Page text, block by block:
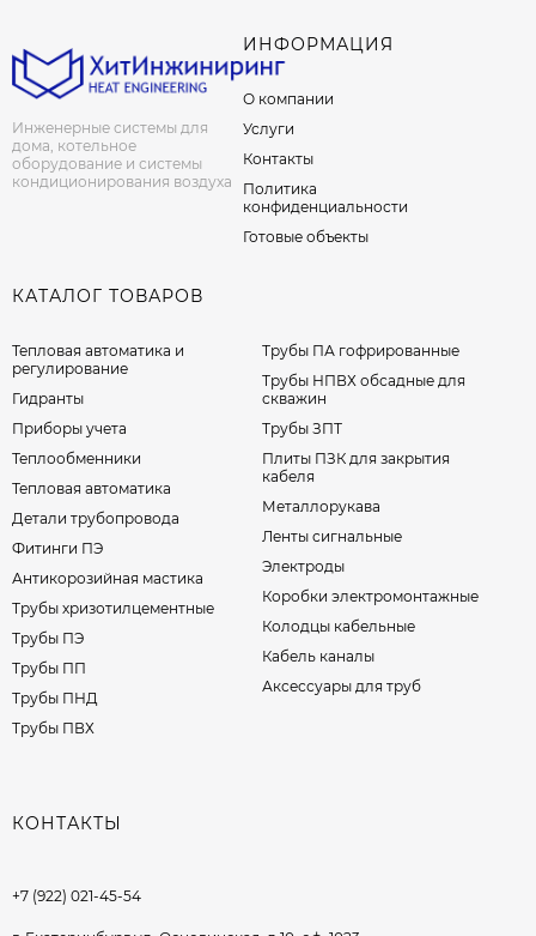
Инженерные системы для
дома, котельное
оборудование и системы
кондиционирования воздуха
ИНФОРМАЦИЯ
О компании
Услуги
Контакты
Политика
конфиденциальности
Готовые объекты
КАТАЛОГ ТОВАРОВ
Тепловая автоматика и
регулирование
Гидранты
Приборы учета
Теплообменники
Тепловая автоматика
Детали трубопровода
Фитинги ПЭ
Антикорозийная мастика
Трубы хризотилцементные
Трубы ПЭ
Трубы ПП
Трубы ПНД
Трубы ПВХ
Трубы ПА гофрированные
Трубы НПВХ обсадные для
скважин
Трубы ЗПТ
Плиты ПЗК для закрытия
кабеля
Металлорукава
Ленты сигнальные
Электроды
Коробки электромонтажные
Колодцы кабельные
Кабель каналы
Аксессуары для труб
КОНТАКТЫ
+7 (922) 021-45-54